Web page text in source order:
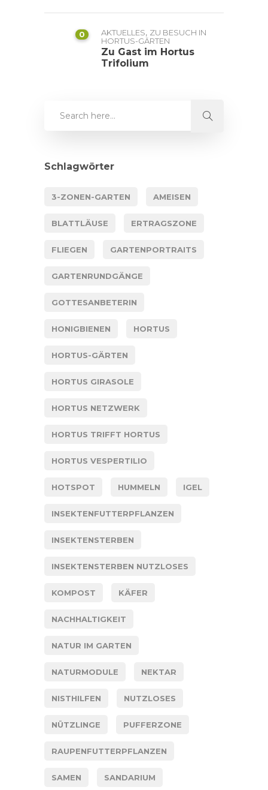
0 AKTUELLES, ZU BESUCH IN
HORTUS-GÄRTEN
Zu Gast im Hortus
Trifolium
Schlagwörter
3-ZONEN-GARTEN AMEISEN
BLATTLÄUSE ERTRAGSZONE
FLIEGEN GARTENPORTRAITS
GARTENRUNDGÄNGE
GOTTESANBETERIN
HONIGBIENEN HORTUS
HORTUS-GÄRTEN
HORTUS GIRASOLE
HORTUS NETZWERK
HORTUS TRIFFT HORTUS
HORTUS VESPERTILIO
HOTSPOT HUMMELN IGEL
INSEKTENFUTTERPFLANZEN
INSEKTENSTERBEN
INSEKTENSTERBEN NUTZLOSES
KOMPOST KÄFER
NACHHALTIGKEIT
NATUR IM GARTEN
NATURMODULE NEKTAR
NISTHILFEN NUTZLOSES
NÜTZLINGE PUFFERZONE
RAUPENFUTTERPFLANZEN
SAMEN SANDARIUM